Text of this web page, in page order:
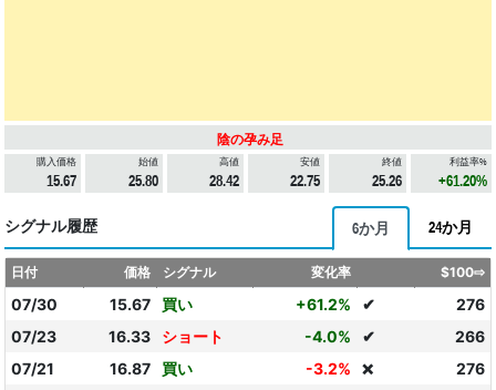
陰の孕み足
購入価格
15.67
始値
25.80
高値
28.42
安値
22.75
終値
25.26
利益率%
+61.20%
シグナル履歴 6か月 24か月
日付 価格 シグナル 変化率 $100⇨
07/30 15.67 買い +61.2% ✔
276
07/23
16.33 ショート -4.0% ✔
266
07/21
16.87 買い -3.2% ❌
276